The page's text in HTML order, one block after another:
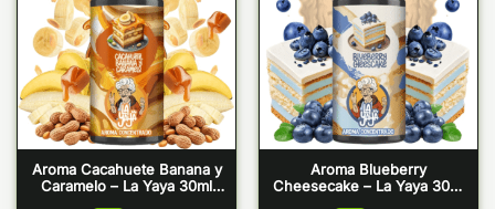
Aroma Cacahuete Banana y
Caramelo – La Yaya 30ml
Aroma Blueberry
Cheesecake – La Yaya 30ml